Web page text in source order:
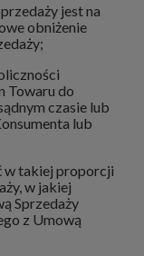
jest na
obniżenie
Towaru do
czasie lub
lub
w takiej proporcji
w jakiej
Sprzedaży
z Umową